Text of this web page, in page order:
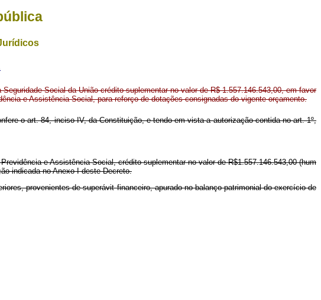
Seguridade Social da União crédito suplementar no valor de R$ 1.557.146.543,00, em favor
e Assistência Social, para reforço de dotações consignadas do vigente orçamento.
o art. 84, inciso IV, da Constituição, e tendo em vista a autorização contida no art. 1º,
e Assistência Social, crédito suplementar no valor de R$1.557.146.543,00 (hum
indicada no Anexo I deste Decreto.
provenientes de superávit financeiro, apurado no balanço patrimonial do exercício de